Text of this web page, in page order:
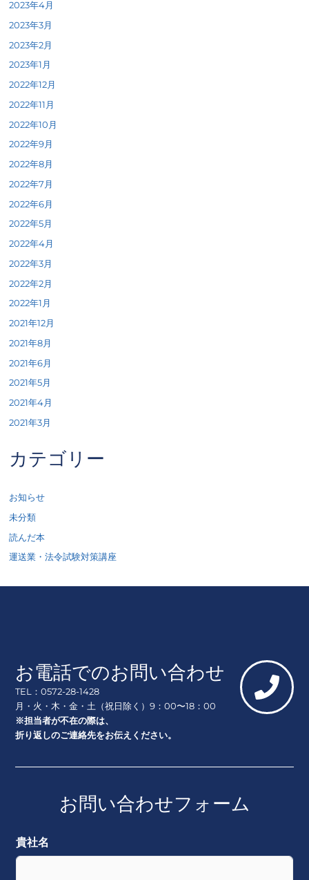
2023年4月
2023年3月
2023年2月
2023年1月
2022年12月
2022年11月
2022年10月
2022年9月
2022年8月
2022年7月
2022年6月
2022年5月
2022年4月
2022年3月
2022年2月
2022年1月
2021年12月
2021年8月
2021年6月
2021年5月
2021年4月
2021年3月
カテゴリー
お知らせ
未分類
読んだ本
運送業・法令試験対策講座
お電話でのお問い合わせ
TEL：0572-28-1428
月・火・木・金・土（祝日除く）9：00〜18：00
※担当者が不在の際は、
折り返しのご連絡先をお伝えください。
お問い合わせフォーム
貴社名